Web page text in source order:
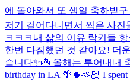
에 돌아와서 또 생일 축하받
저기 걸어다니면서 찍은 사
ㅋㅋㅋ 내 삶의 이유 락키들
한번 다짐했던 것 같아요! 더
습니다✨🎂 올해는 투어내내
birthday in LA 🌴🌵🫶🏻 I spent